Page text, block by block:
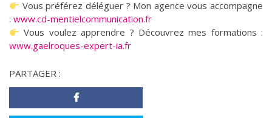
Vous préférez déléguer ? Mon agence vous accompagne
: www.cd-mentielcommunication.fr
Vous voulez apprendre ? Découvrez mes formations :
www.gaelroques-expert-ia.fr
PARTAGER :